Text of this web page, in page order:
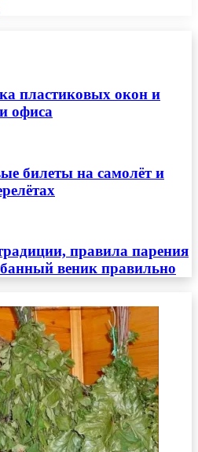
пластиковых окон и
офиса
билеты на самолёт и
правила парения
веник правильно